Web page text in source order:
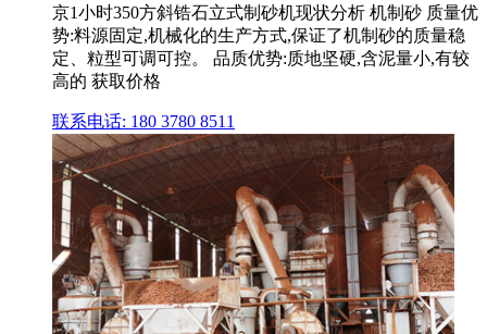
京1小时350方斜锆石立式制砂机现状分析 机制砂 质量优
势:料源固定,机械化的生产方式,保证了机制砂的质量稳
定、粒型可调可控。 品质优势:质地坚硬,含泥量小,有较
高的 获取价格
联系电话: 180 3780 8511